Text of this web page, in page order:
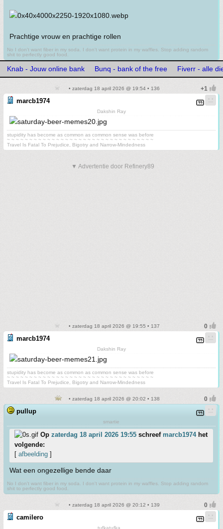
Prachtige vrouw en prachtige rollen
No I don't want fiber in my soda. I don't want protein in my waffles. Stop adding random
shit to perfectly good food.
Knab - Jouw online bank Bunq - bank of the free Fiverr - alle
• zaterdag 18 april 2026 @ 19:54 • 136
marcb1974
Dakshin Ray
stupidity has become as common as common sense was before
~ ~ ~ ~ ~ ~ ~ ~ ~ ~ ~ ~ ~ ~ ~ ~ ~ ~ ~ ~ ~ ~ ~ ~ ~ ~ ~ ~ ~ ~ ~ ~ ~
Travel Is Fatal To Prejudice, Bigotry and Narrow-Mindedness
▼ Advertentie door Refinery89
• zaterdag 18 april 2026 @ 19:55 • 137
marcb1974
Dakshin Ray
stupidity has become as common as common sense was before
~ ~ ~ ~ ~ ~ ~ ~ ~ ~ ~ ~ ~ ~ ~ ~ ~ ~ ~ ~ ~ ~ ~ ~ ~ ~ ~ ~ ~ ~ ~ ~ ~
Travel Is Fatal To Prejudice, Bigotry and Narrow-Mindedness
• zaterdag 18 april 2026 @ 20:02 • 138
pullup
smartie
Op zaterdag 18 april 2026 19:55 schreef marcb1974het
volgende:
[ afbeelding ]
Wat een ongezellige bende daar
No I don't want fiber in my soda. I don't want protein in my waffles. Stop adding random
shit to perfectly good food.
• zaterdag 18 april 2026 @ 20:12 • 139
camilero
tufkatufka...